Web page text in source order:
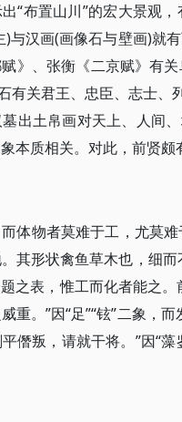
“布置山川”的宏大景观
)与汉画(画像石与壁画)就
》、张衡《二京赋》有
有关君王、忠臣、志士
出土帛画对天上、人间
本质相关。对此，前贤
体物者莫难于工，尤莫
其形状禽鱼草木也，细
之表，惟工而化者能之
重。”因“足”“铉”二象，
僭叛，请就干将。”因“